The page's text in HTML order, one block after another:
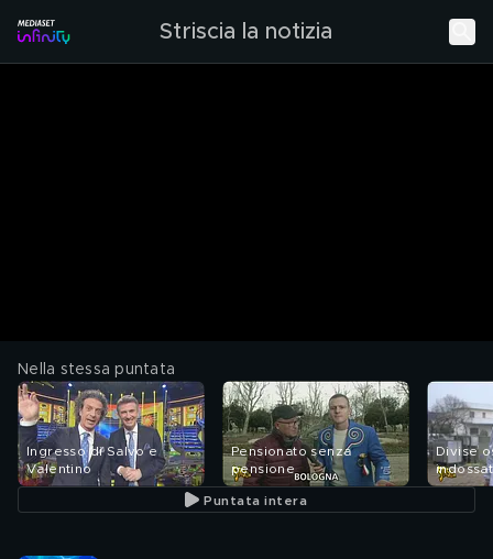
Striscia la notizia
Nella stessa puntata
Ingresso di Salvo e
Valentino
Pensionato senza
pensione
Divise
Puntata intera